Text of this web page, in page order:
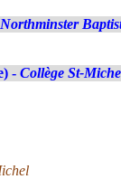
Northminster
- Collège St-